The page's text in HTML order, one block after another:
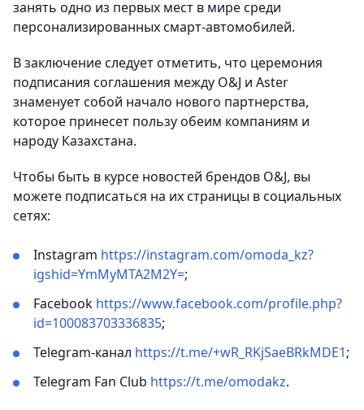
занять одно из первых мест в мире среди
персонализированных смарт-автомобилей.
В заключение следует отметить, что церемония
подписания соглашения между O&J и Aster
знаменует собой начало нового партнерства,
которое принесет пользу обеим компаниям и
народу Казахстана.
Чтобы быть в курсе новостей брендов O&J, вы
можете подписаться на их страницы в социальных
сетях:
Instagram https://instagram.com/omoda_kz?
igshid=YmMyMTA2M2Y=;
Facebook https://www.facebook.com/profile.php?
id=100083703336835;
Telegram-канал https://t.me/+wR_RKjSaeBRkMDE1;
Telegram Fan Club https://t.me/omodakz.